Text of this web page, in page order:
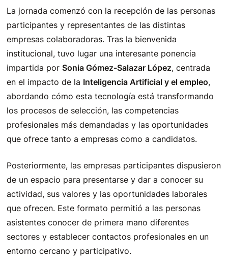
La jornada comenzó con la recepción de las personas
participantes y representantes de las distintas
empresas colaboradoras. Tras la bienvenida
institucional, tuvo lugar una interesante ponencia
impartida porSonia Gómez-Salazar López, centrada
en el impacto de la Inteligencia Artificial y el empleo,
abordando cómo esta tecnología está transformando
los procesos de selección, las competencias
profesionales más demandadas y las oportunidades
que ofrece tanto a empresas como a candidatos.
Posteriormente, las empresas participantes dispusieron
de un espacio para presentarse y dar a conocer su
actividad, sus valores y las oportunidades laborales
que ofrecen. Este formato permitió a las personas
asistentes conocer de primera mano diferentes
sectores y establecer contactos profesionales en un
entorno cercano y participativo.